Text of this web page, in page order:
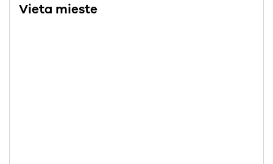
Vieta mieste